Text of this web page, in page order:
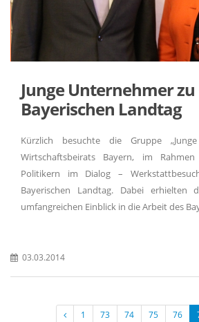
Junge Unternehmer zu
Bayerischen Landtag
Kürzlich besuchte die Gruppe
Wirtschaftsbeirats Bayern, im
Politikern im Dialog –
Bayerischen Landtag. Dabei erhielten
umfangreichen Einblick in die Arbeit des
03.03.2014
1 73 74 75 76